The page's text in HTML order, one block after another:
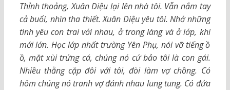
Thỉnh thoảng, Xuân Diệu lại lên nhà tôi. Vẫn nắm tay
cả buổi, nhìn tha thiết. Xuân Diệu yêu tôi. Nhớ những
tình yêu con trai với nhau, ở trong làng và ở lớp, khi
mới lớn. Học lớp nhất trường Yên Phụ, nói vỡ tiếng ồ
ồ, mặt xùi trứng cá, chúng nó cứ bảo tôi là con gái.
Nhiều thằng cặp đôi với tôi, đòi làm vợ chồng. Có
hôm chúng nó tranh vợ đánh nhau lung tung. Có đứa